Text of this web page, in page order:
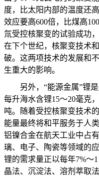
度，比太阳内部的温度还高
效应要高600倍，比煤高
氚受控核聚变的试验成功
在下个世纪，核聚变技术
破。这两项技术的发展和
生重大的影响。
另外，“能源金属”锂
每升海水含锂15～20毫克
吨。随着受控核聚变技术
能量最终将和平服务于人
铝镍合金在航天工业中占
璃、电子、陶瓷等领域的
锂的需求量正以每年7%～
晶法、沉淀法、溶剂萃取